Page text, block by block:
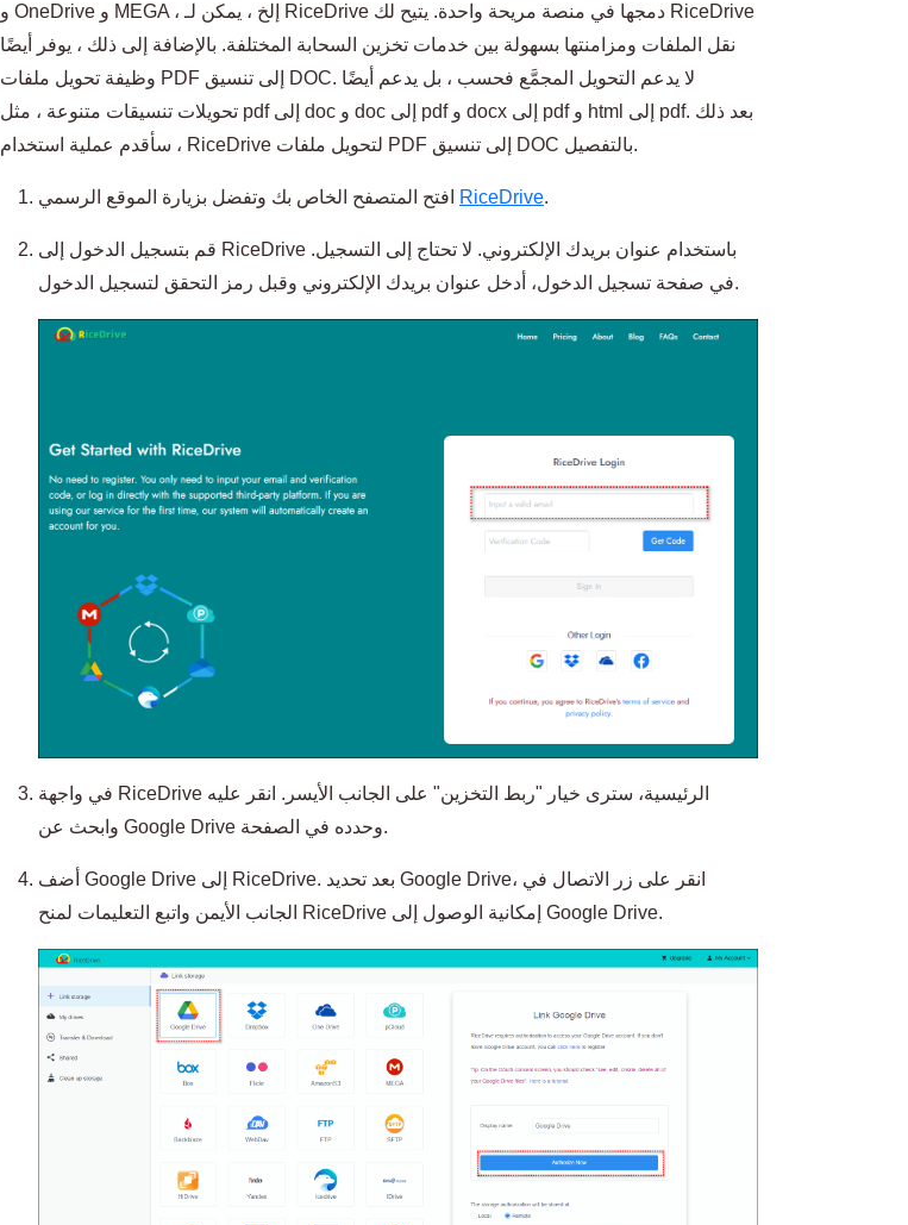
و OneDrive و MEGA ، إلخ ، يمكن لـ RiceDrive دمجها في منصة مريحة واحدة. يتيح لك RiceDrive
نقل الملفات ومزامنتها بسهولة بين خدمات تخزين السحابة المختلفة. بالإضافة إلى ذلك ، يوفر أيضًا
وظيفة تحويل ملفات PDF إلى تنسيق DOC. لا يدعم التحويل المجمَّع فحسب ، بل يدعم أيضًا
تحويلات تنسيقات متنوعة ، مثل pdf إلى doc و doc إلى pdf و docx إلى pdf و html إلى pdf. بعد ذلك
، سأقدم عملية استخدام RiceDrive لتحويل ملفات PDF إلى تنسيق DOC بالتفصيل.
RiceDrive.
قم بتسجيل الدخول إلى RiceDrive باستخدام عنوان بريدك الإلكتروني. لا تحتاج إلى التسجيل.
في صفحة تسجيل الدخول، أدخل عنوان بريدك الإلكتروني وقبل رمز التحقق لتسجيل الدخول.
في واجهة RiceDrive الرئيسية، سترى خيار "ربط التخزين" على الجانب الأيسر. انقر عليه
وابحث عن Google Drive وحدده في الصفحة.
أضف Google Drive إلى RiceDrive. بعد تحديد Google Drive، انقر على زر الاتصال في
الجانب الأيمن واتبع التعليمات لمنح RiceDrive إمكانية الوصول إلى Google Drive.